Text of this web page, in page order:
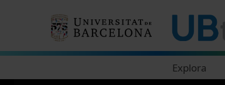
Explora